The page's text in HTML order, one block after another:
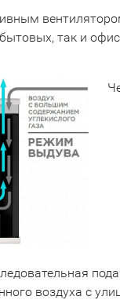
так и
воздуха с